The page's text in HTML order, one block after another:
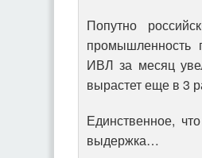
Попутно
промышленность
ИВЛ за месяц
вырастет еще в 3
Единственное,
выдержка…